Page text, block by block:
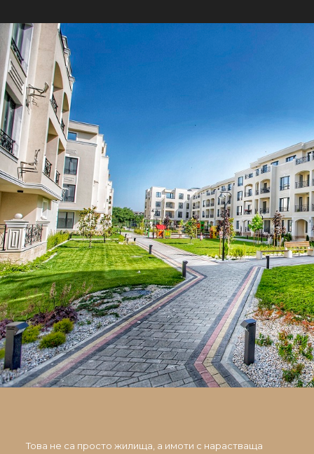
Това не са просто жилища, а имоти с нарастваща